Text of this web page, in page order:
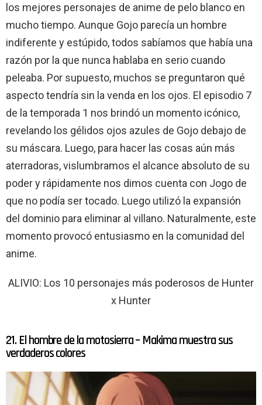
los mejores personajes de anime de pelo blanco en
mucho tiempo. Aunque Gojo parecía un hombre
indiferente y estúpido, todos sabíamos que había una
razón por la que nunca hablaba en serio cuando
peleaba. Por supuesto, muchos se preguntaron qué
aspecto tendría sin la venda en los ojos. El episodio 7
de la temporada 1 nos brindó un momento icónico,
revelando los gélidos ojos azules de Gojo debajo de
su máscara. Luego, para hacer las cosas aún más
aterradoras, vislumbramos el alcance absoluto de su
poder y rápidamente nos dimos cuenta con Jogo de
que no podía ser tocado. Luego utilizó la expansión
del dominio para eliminar al villano. Naturalmente, este
momento provocó entusiasmo en la comunidad del
anime.
ALIVIO: Los 10 personajes más poderosos de Hunter
x Hunter
21. El hombre de la motosierra – Makima muestra sus
verdaderos colores